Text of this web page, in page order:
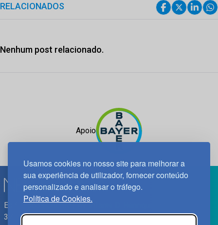
Usamos cookies no nosso site para melhorar a
sua experiência de utilizador, fornecer conteúdo
personalizado e analisar o tráfego.
Política de Cookies.
RELACIONADOS
Nenhum post relacionado.
Apoio
Edif. Lisboa Oriente | Av. Infante D. Henrique, n.º 333H, esc.
37